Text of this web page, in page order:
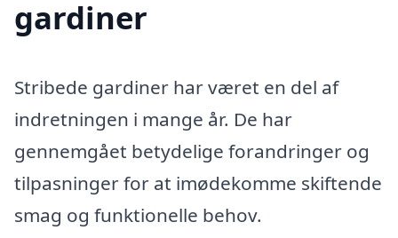
gardiner
Stribede gardiner har været en del af
indretningen i mange år. De har
gennemgået betydelige forandringer og
tilpasninger for at imødekomme skiftende
smag og funktionelle behov.